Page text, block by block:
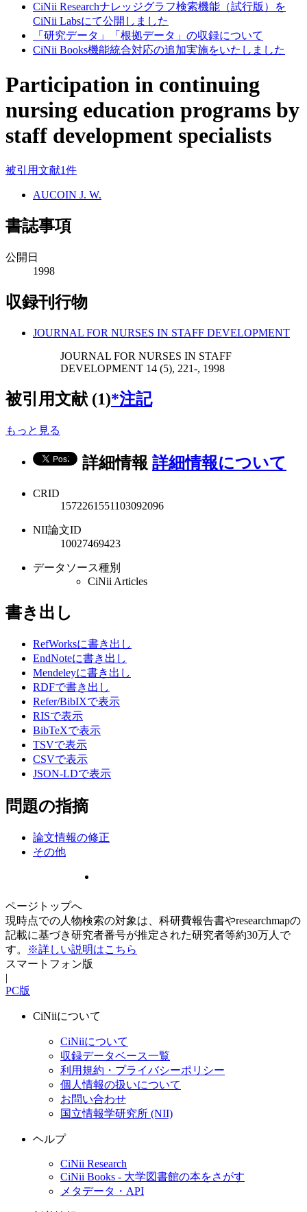
CiNii Researchナレッジグラフ検索機能（試行版）を
CiNii Labsにて公開しました
「研究データ」「根拠データ」の収録について
CiNii Books機能統合対応の追加実施をいたしました
Participation in continuing
nursing education programs by
staff development specialists
被引用文献1件
AUCOIN J. W.
書誌事項
公開日
1998
収録刊行物
JOURNAL FOR NURSES IN STAFF DEVELOPMENT
JOURNAL FOR NURSES IN STAFF
DEVELOPMENT 14 (5), 221-, 1998
被引用文献 (1)*注記
もっと見る
詳細情報 詳細情報について
CRID
1572261551103092096
NII論文ID
10027469423
データソース種別
CiNii Articles
書き出し
RefWorksに書き出し
EndNoteに書き出し
Mendeleyに書き出し
RDFで書き出し
Refer/BibIXで表示
RISで表示
BibTeXで表示
TSVで表示
CSVで表示
JSON-LDで表示
問題の指摘
論文情報の修正
その他
ページトップへ
現時点での人物検索の対象は、科研費報告書やresearchmapの
記載に基づき研究者番号が推定された研究者等約30万人で
す。
※詳しい説明はこちら
スマートフォン版
|
PC版
CiNiiについて
CiNiiについて
収録データベース一覧
利用規約・プライバシーポリシー
個人情報の扱いについて
お問い合わせ
国立情報学研究所 (NII)
ヘルプ
CiNii Research
CiNii Books - 大学図書館の本をさがす
メタデータ・API